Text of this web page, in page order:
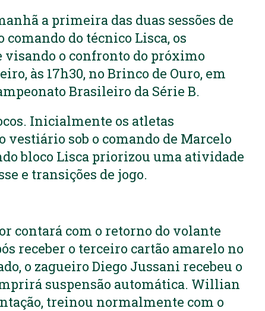
a primeira das duas sessões de
do técnico Lisca, os
o confronto do próximo
às 17h30, no Brinco de Ouro, em
Brasileiro da Série B.
Inicialmente os atletas
sob o comando de Marcelo
bloco Lisca priorizou uma atividade
e transições de jogo.
contará com o retorno do volante
receber o terceiro cartão amarelo no
o zagueiro Diego Jussani recebeu o
suspensão automática. Willian
treinou normalmente com o